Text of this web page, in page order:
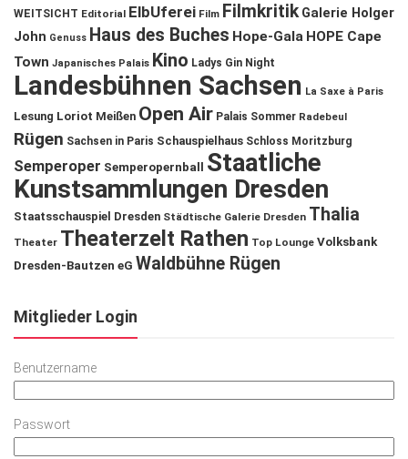
WEITSICHT Editorial ElbUferei Film Filmkritik Galerie Holger
John Genuss Haus des Buches Hope-Gala HOPE Cape
Town Japanisches Palais Kino Ladys Gin Night
Landesbühnen Sachsen La Saxe à Paris
Lesung Loriot Meißen Open Air Palais Sommer Radebeul
Rügen Sachsen in Paris Schauspielhaus Schloss Moritzburg
Semperoper Semperopernball
Staatliche
Kunstsammlungen Dresden
Staatsschauspiel Dresden Städtische Galerie Dresden Thalia
Theater Theaterzelt Rathen Top Lounge Volksbank
Dresden-Bautzen eG Waldbühne Rügen
Mitglieder Login
Benutzername
Passwort